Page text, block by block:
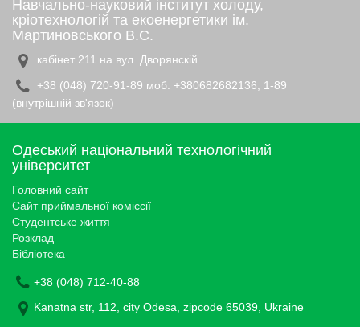
Навчально-науковий інститут холоду,
кріотехнологій та екоенергетики ім.
Мартиновського В.С.
кабінет 211 на вул. Дворянскій
+38 (048) 720-91-89 моб. +380682682136, 1-89
(внутрішній зв'язок)
Одеський національний технологічний
університет
Головний сайт
Сайт приймальної коміссії
Студентське життя
Розклад
Бібліотека
+38 (048) 712-40-88
Kanatna str, 112, city Odesa, zipcode 65039, Ukraine